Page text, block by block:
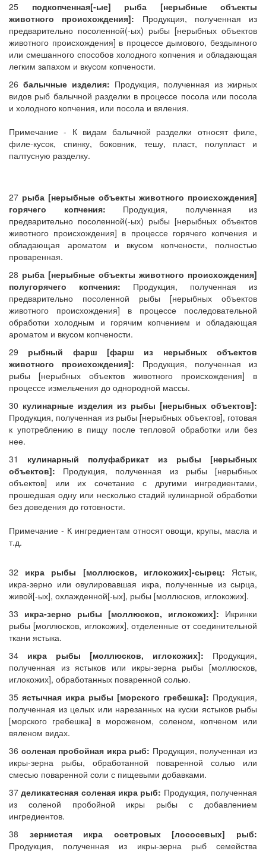
25 подкопченная[-ые] рыба [нерыбные объекты
животного происхождения]: Продукция, полученная из
предварительно посоленной(-ых) рыбы [нерыбных объектов
животного происхождения] в процессе дымового, бездымного
или смешанного способов холодного копчения и обладающая
легким запахом и вкусом копчености.
26 балычные изделия: Продукция, полученная из жирных
видов рыб балычной разделки в процессе посола или посола
и холодного копчения, или посола и вяления.
Примечание - К видам балычной разделки относят филе,
филе-кусок, спинку, боковник, тешу, пласт, полупласт и
палтусную разделку.
27 рыба [нерыбные объекты животного происхождения]
горячего копчения: Продукция, полученная из
предварительно посоленной(-ых) рыбы [нерыбных объектов
животного происхождения] в процессе горячего копчения и
обладающая ароматом и вкусом копчености, полностью
проваренная.
28 рыба [нерыбные объекты животного происхождения]
полугорячего копчения: Продукция, полученная из
предварительно посоленной рыбы [нерыбных объектов
животного происхождения] в процессе последовательной
обработки холодным и горячим копчением и обладающая
ароматом и вкусом копчености.
29 рыбный фарш [фарш из нерыбных объектов
животного происхождения]: Продукция, полученная из
рыбы [нерыбных объектов животного происхождения] в
процессе измельчения до однородной массы.
30 кулинарные изделия из рыбы [нерыбных объектов]:
Продукция, полученная из рыбы [нерыбных объектов], готовая
к употреблению в пищу после тепловой обработки или без
нее.
31 кулинарный полуфабрикат из рыбы [нерыбных
объектов]: Продукция, полученная из рыбы [нерыбных
объектов] или их сочетание с другими ингредиентами,
прошедшая одну или несколько стадий кулинарной обработки
без доведения до готовности.
Примечание - К ингредиентам относят овощи, крупы, масла и
т.д.
32 икра рыбы [моллюсков, иглокожих]-сырец: Ястык,
икра-зерно или овулировавшая икра, полученные из сырца,
живой[-ых], охлажденной[-ых], рыбы [моллюсков, иглокожих].
33 икра-зерно рыбы [моллюсков, иглокожих]: Икринки
рыбы [моллюсков, иглокожих], отделенные от соединительной
ткани ястыка.
34 икра рыбы [моллюсков, иглокожих]: Продукция,
полученная из ястыков или икры-зерна рыбы [моллюсков,
иглокожих], обработанных поваренной солью.
35 ястычная икра рыбы [морского гребешка]: Продукция,
полученная из целых или нарезанных на куски ястыков рыбы
[морского гребешка] в мороженом, соленом, копченом или
вяленом видах.
36 соленая пробойная икра рыб: Продукция, полученная из
икры-зерна рыбы, обработанной поваренной солью или
смесью поваренной соли с пищевыми добавками.
37деликатесная соленая икра рыб: Продукция, полученная
из соленой пробойной икры рыбы с добавлением
ингредиентов.
38 зернистая икра осетровых [лососевых] рыб:
Продукция, полученная из икры-зерна рыб семейства